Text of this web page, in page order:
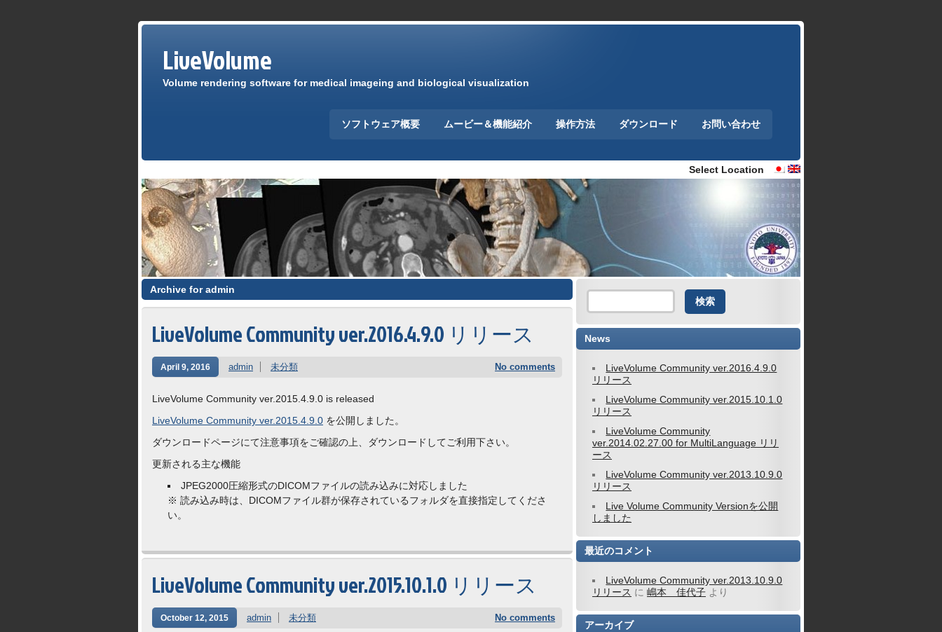
LiveVolume
Volume rendering software for medical imageing and biological visualization
ソフトウェア概要 ムービー＆機能紹介 操作方法 ダウンロード お問い合わせ
Select Location
Archive for admin
LiveVolume Community ver.2016.4.9.0 リリース
April 9, 2016 admin 未分類 No comments
LiveVolume Community ver.2015.4.9.0 is released
LiveVolume Community ver.2015.4.9.0 を公開しました。
ダウンロードページにて注意事項をご確認の上、ダウンロードしてご利用下さい。
更新される主な機能
JPEG2000圧縮形式のDICOMファイルの読み込みに対応しました
※ 読み込み時は、DICOMファイル群が保存されているフォルダを直接指定してくださ
い。
LiveVolume Community ver.2015.10.1.0 リリース
October 12, 2015 admin 未分類 No comments
News
LiveVolume Community ver.2016.4.9.0
リリース
LiveVolume Community ver.2015.10.1.0
リリース
LiveVolume Community
ver.2014.02.27.00 for MultiLanguage リリ
ース
LiveVolume Community ver.2013.10.9.0
リリース
Live Volume Community Versionを公開
しました
最近のコメント
LiveVolume Community ver.2013.10.9.0
リリース に 嶋本 佳代子 より
アーカイブ